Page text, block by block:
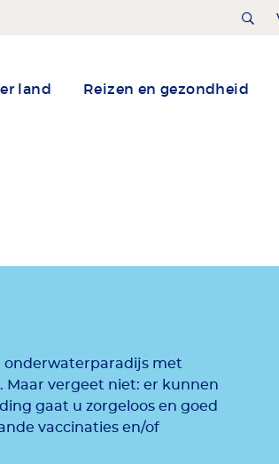
Home
land Reizen en gezondheid
onderwaterparadijs met
Maar vergeet niet: er kunnen
gaat u zorgeloos en goed
vaccinaties en/of